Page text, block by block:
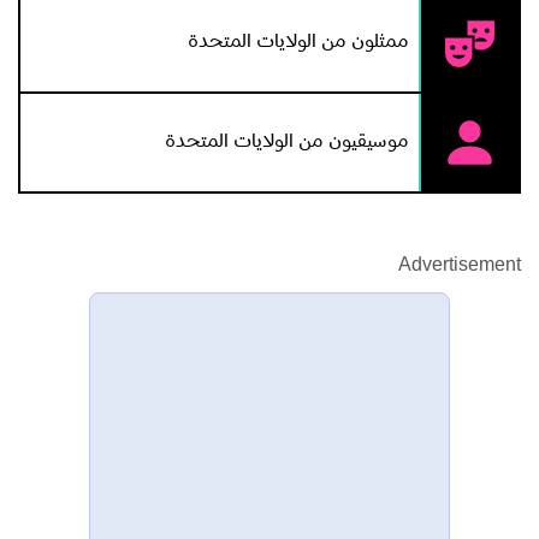
ممثلون من الولايات المتحدة
موسيقيون من الولايات المتحدة
Advertisement